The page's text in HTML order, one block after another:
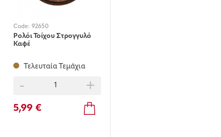
Code: 92650
Ρολόι Τοίχου Στρογγυλό
Καφέ
Τελευταία Τεμάχια
- +
5,99 €